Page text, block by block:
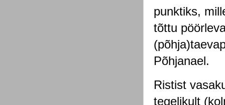
punktiks,
tõttu
Põhjanael.
Ristist
tegelikult